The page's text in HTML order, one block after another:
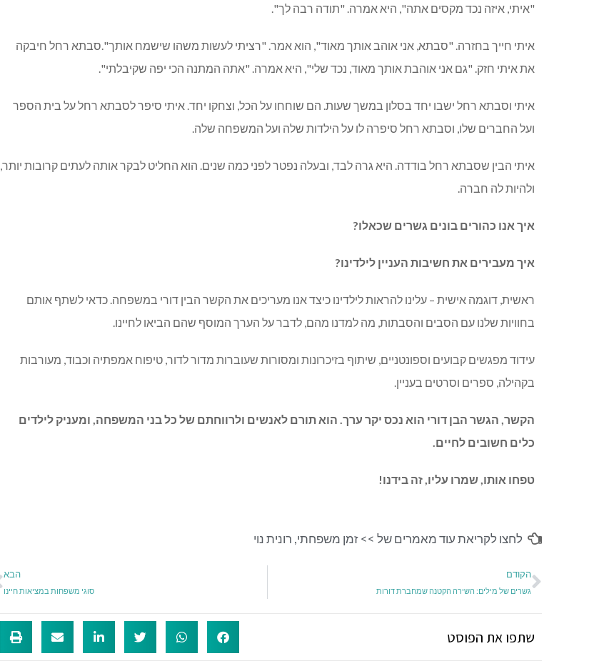
"איתי, איזה נכד מקסים אתה", היא אמרה. "תודה רבה לך".
איתי חייך בחזרה. "סבתא, אני אוהב אותך מאוד", הוא אמר. "רציתי לעשות משהו שישמח אותך".סבתא רחל חיבקה
את איתי חזק. "גם אני אוהבת אותך מאוד, נכד שלי", היא אמרה. "אתה המתנה הכי יפה שקיבלתי".
איתי וסבתא רחל ישבו יחד בסלון במשך שעות. הם שוחחו על הכל, וצחקו יחד. איתי סיפר לסבתא רחל על בית הספר
ועל החברים שלו, וסבתא רחל סיפרה לו על הילדות שלה ועל המשפחה שלה.
איתי הבין שסבתא רחל בודדה. היא גרה לבד, ובעלה נפטר לפני כמה שנים. הוא החליט לבקר אותה לעתים קרובות יותר,
ולהיות לה חברה.
איך אנו כהורים בונים גשרים שכאלו?
איך מעבירים את חשיבות העניין לילדינו?
ראשית, דוגמה אישית – עלינו להראות לילדינו כיצד אנו מעריכים את הקשר הבין דורי במשפחה. כדאי לשתף אותם
בחוויות שלנו עם הסבים והסבתות, מה למדנו מהם, לדבר על הערך המוסף שהם הביאו לחיינו.
עידוד מפגשים קבועים וספונטניים, שיתוף בזיכרונות ומסורות שעוברות מדור לדור, טיפוח אמפתיה וכבוד, מעורבות
בקהילה, ספרים וסרטים בעניין.
הקשר, הגשר הבן דורי הוא נכס יקר ערך. הוא תורם לאנשים ולרווחתם של כל בני המשפחה, ומעניק לילדים
כלים חשובים לחיים.
טפחו אותו, שמרו עליו, זה בידנו!
לחצו לקריאת עוד מאמרים של >>זמן משפחתי, רונית נוי
הקודם
גשרים של מילים: השירה הקטנה שמחברת דורות
הבא
סוגי משפחות במציאות חיינו
שתפו את הפוסט